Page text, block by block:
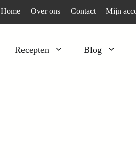
Home Over ons Contact Mijn
Recepten Blog